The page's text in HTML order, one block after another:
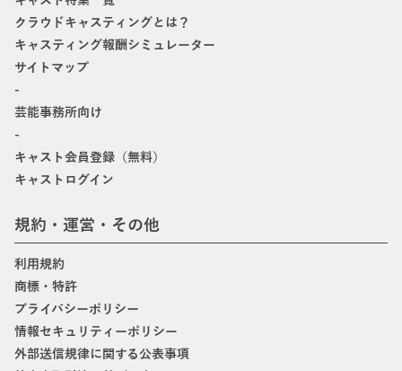
クラウドキャスティングとは？
キャスティング報酬シミュレーター
サイトマップ
-
芸能事務所向け
-
キャスト会員登録（無料）
キャストログイン
規約・運営・その他
利用規約
商標・特許
プライバシーポリシー
情報セキュリティーポリシー
外部送信規律に関する公表事項